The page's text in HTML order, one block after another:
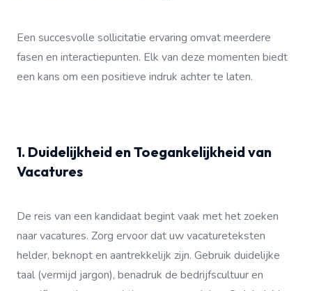
Een succesvolle sollicitatie ervaring omvat meerdere
fasen en interactiepunten. Elk van deze momenten biedt
een kans om een positieve indruk achter te laten.
1. Duidelijkheid en Toegankelijkheid van
Vacatures
De reis van een kandidaat begint vaak met het zoeken
naar vacatures. Zorg ervoor dat uw vacatureteksten
helder, beknopt en aantrekkelijk zijn. Gebruik duidelijke
taal (vermijd jargon), benadruk de bedrijfscultuur en